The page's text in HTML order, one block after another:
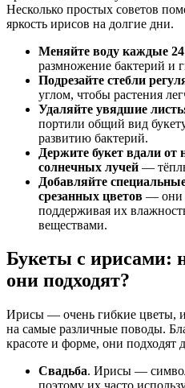
Несколько простых советов
яркость ирисов на долгие дни.
Меняйте воду каждые 24
размножение бактерий и
Подрезайте стебли
углом, чтобы растения
Удаляйте увядшие
портили общий вид
развитию бактерий.
Держите букет вдали от
солнечных лучей —
Добавляйте
срезанных цветов — они
поддерживая их
веществами.
Букеты с ирисами:
они подходят?
Ирисы — очень гибкие цветы,
на самые различные поводы.
красоте и форме, они подходят
Свадьба. Ирисы —